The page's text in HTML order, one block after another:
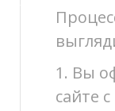
1. Вы
сайте